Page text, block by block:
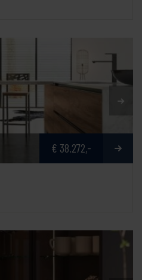
€ 38.272,-